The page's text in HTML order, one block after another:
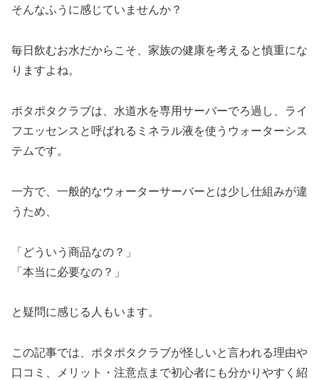
そんなふうに感じていませんか？
毎日飲むお水だからこそ、家族の健康を考えると慎重にな
りますよね。
ポタポタクラブは、水道水を専用サーバーでろ過し、ライ
フエッセンスと呼ばれるミネラル液を使うウォーターシス
テムです。
一方で、一般的なウォーターサーバーとは少し仕組みが違
うため、
「どういう商品なの？」
「本当に必要なの？」
と疑問に感じる人もいます。
この記事では、ポタポタクラブが怪しいと言われる理由や
口コミ、メリット・注意点まで初心者にも分かりやすく紹